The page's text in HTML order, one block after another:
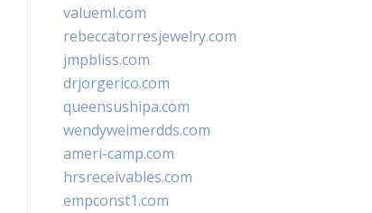
valueml.com
rebeccatorresjewelry.com
jmpbliss.com
drjorgerico.com
queensushipa.com
wendyweimerdds.com
ameri-camp.com
hrsreceivables.com
empconst1.com